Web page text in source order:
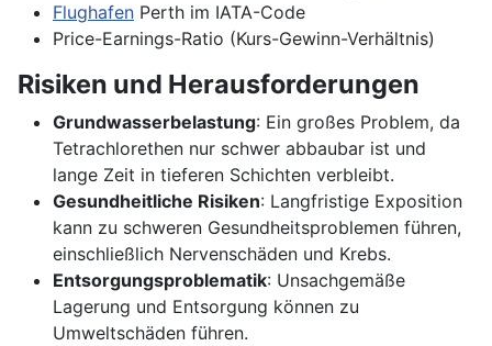
Flughafen Perth im IATA-Code
Price-Earnings-Ratio (Kurs-Gewinn-Verhältnis)
Risiken und Herausforderungen
Grundwasserbelastung: Ein großes Problem, da
Tetrachlorethen nur schwer abbaubar ist und
lange Zeit in tieferen Schichten verbleibt.
Gesundheitliche Risiken: Langfristige Exposition
kann zu schweren Gesundheitsproblemen führen,
einschließlich Nervenschäden und Krebs.
Entsorgungsproblematik: Unsachgemäße
Lagerung und Entsorgung können zu
Umweltschäden führen.